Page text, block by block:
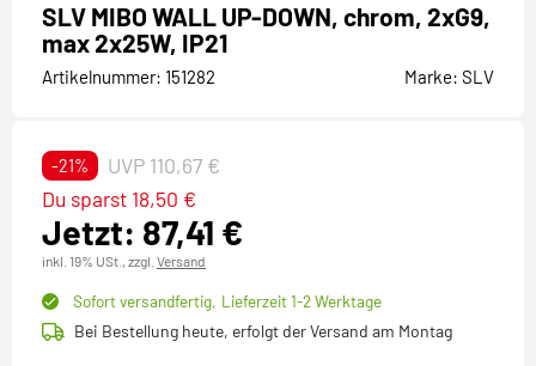
SLV MIBO WALL UP-DOWN, chrom, 2xG9,
max 2x25W, IP21
Artikelnummer: 151282 Marke: SLV
-21% UVP 110,67 €
Jetzt: 87,41 €
Du sparst 18,50 €
inkl. 19% USt., zzgl. Versand
Sofort versandfertig, Lieferzeit 1-2 Werktage
Bei Bestellung heute, erfolgt der Versand am Montag